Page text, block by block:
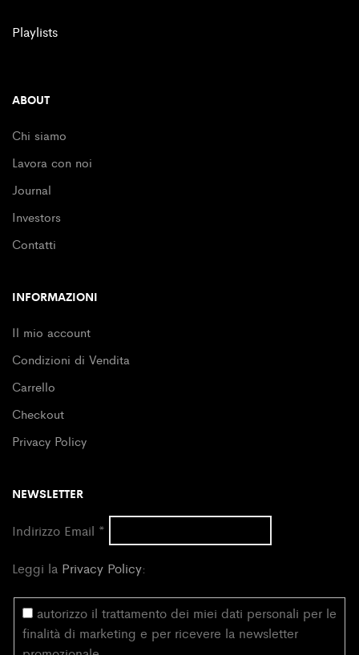
Playlists
ABOUT
Chi siamo
Lavora con noi
Journal
Investors
Contatti
INFORMAZIONI
Il mio account
Condizioni di Vendita
Carrello
Checkout
Privacy Policy
NEWSLETTER
Indirizzo Email *
Leggi la Privacy Policy:
autorizzo il trattamento dei miei dati personali per le
finalità di marketing e per ricevere la newsletter